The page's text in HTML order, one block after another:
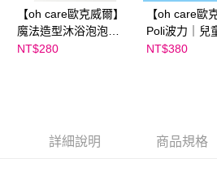
【oh care歐克威爾】
魔法造型沐浴泡泡
180ml
NT$280
【oh care歐
Poli波力｜兒
(350ml)
NT$380
詳細說明 商品規格